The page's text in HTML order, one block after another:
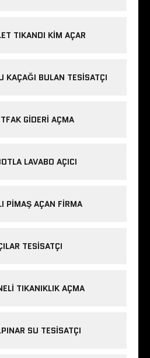
TIKANDI KIM AÇAR
KAÇAĞI BULAN TESISATÇI
GIDERI AÇMA
LAVABO AÇICI
PIMAŞ AÇAN FIRMA
TESISATÇI
TIKANIKLIK AÇMA
SU TESISATÇI